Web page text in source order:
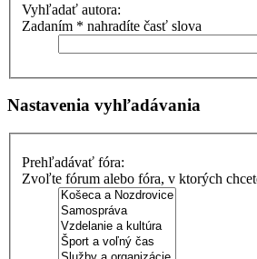
Vyhľadať autora:
Zadaním * nahradíte časť slova
Nastavenia vyhľadávania
Prehľadávať fóra:
Zvoľte fórum alebo fóra, v ktorých